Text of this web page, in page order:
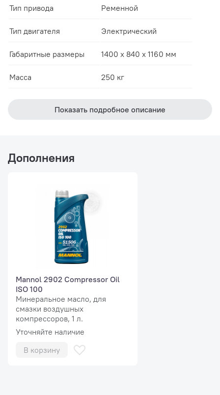
Тип привода Ременной
Тип двигателя Электрический
Габаритные размеры 1400 x 840 x 1160 мм
Масса 250 кг
Показать подробное описание
Дополнения
Mannol 2902 Compressor Oil
ISO 100
Минеральное масло, для
смазки воздушных
компрессоров, 1 л.
Уточняйте наличие
В корзину